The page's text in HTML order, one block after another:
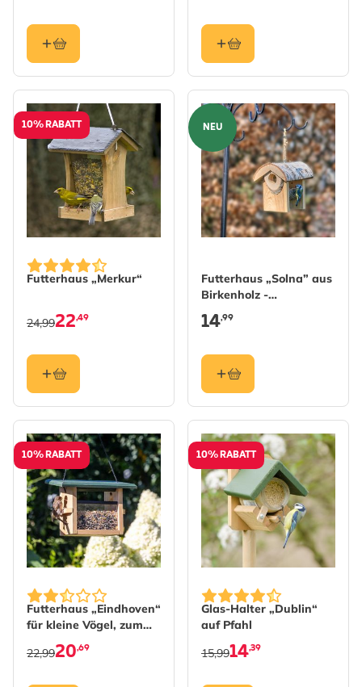
10% RABATT
Futterhaus „Merkur“
22,49
24,99
NEU
Futterhaus „Solna” aus
Birkenholz -
naturbelassen
14,99
10% RABATT
Futterhaus „Eindhoven“
für kleine Vögel, zum
Aufhängen
20,69
22,99
10% RABATT
Glas-Halter „Dublin“
auf Pfahl
14,39
15,99